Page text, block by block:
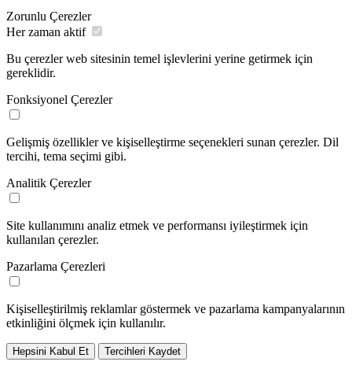
Zorunlu Çerezler
Her zaman aktif
Bu çerezler web sitesinin temel işlevlerini yerine getirmek için
gereklidir.
Fonksiyonel Çerezler
Gelişmiş özellikler ve kişiselleştirme seçenekleri sunan çerezler. Dil
tercihi, tema seçimi gibi.
Analitik Çerezler
Site kullanımını analiz etmek ve performansı iyileştirmek için
kullanılan çerezler.
Pazarlama Çerezleri
Kişiselleştirilmiş reklamlar göstermek ve pazarlama kampanyalarının
etkinliğini ölçmek için kullanılır.
Hepsini Kabul Et Tercihleri Kaydet